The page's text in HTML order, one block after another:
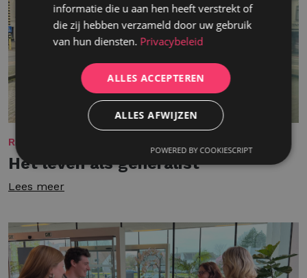
REKRUTERING
Het leven als generalist
Lees meer
informatie die u aan hen heeft verstrekt of
die zij hebben verzameld door uw gebruik
van hun diensten. Privacybeleid
ALLES ACCEPTEREN
ALLES AFWIJZEN
POWERED BY COOKIESCRIPT